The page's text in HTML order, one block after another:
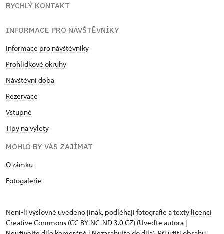
RYCHLÝ KONTAKT
INFORMACE PRO NÁVŠTĚVNÍKY
Informace pro návštěvníky
Prohlídkové okruhy
Návštěvní doba
Rezervace
Vstupné
Tipy na výlety
MOHLO BY VÁS ZAJÍMAT
O zámku
Fotogalerie
Není-li výslovně uvedeno jinak, podléhají fotografie a texty licenci
Creative Commons (CC BY-NC-ND 3.0 CZ) (Uveďte autora |